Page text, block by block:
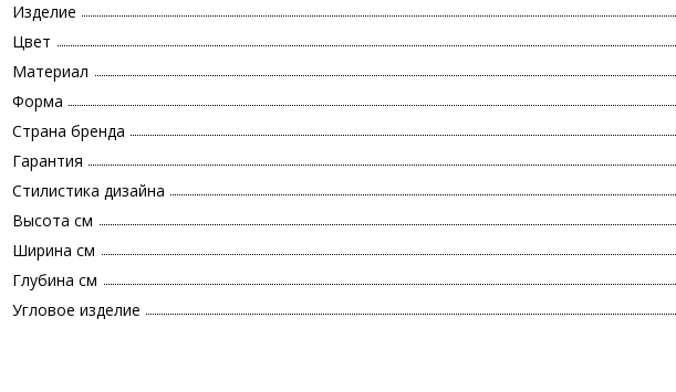
Изделие
Цвет
Материал
Форма
Страна бренда
Гарантия
Стилистика дизайна
Высота см
Ширина см
Глубина см
Угловое изделие